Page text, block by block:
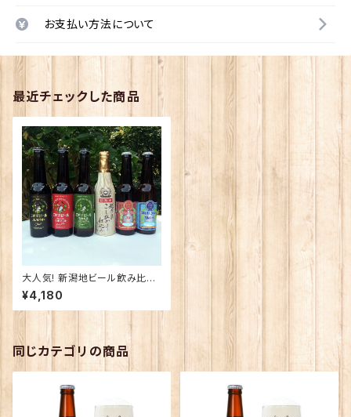
お支払い方法について
最近チェックした商品
大人気! 新潟地ビール飲み比べ
「日本初！世界金賞受賞ビール」
＋ 「地ビール全国第一号」
¥4,180
同じカテゴリの商品